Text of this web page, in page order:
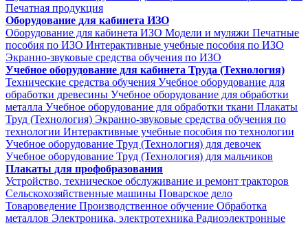
Печатная продукция
Оборудование для кабинета ИЗО
Оборудование для кабинета ИЗО Модели и муляжи Печатные
пособия по ИЗО Интерактивные учебные пособия по ИЗО
Экранно-звуковые средства обучения по ИЗО
Учебное оборудование для кабинета Труда (Технология)
Технические средства обучения Учебное оборудование для
обработки древесины Учебное оборудование для обработки
металла Учебное оборудование для обработки ткани Плакаты
Труд (Технология) Экранно-звуковые средства обучения по
технологии Интерактивные учебные пособия по технологии
Учебное оборудование Труд (Технология) для девочек
Учебное оборудование Труд (Технология) для мальчиков
Плакаты для профобразования
Устройство, техническое обслуживание и ремонт тракторов
Сельскохозяйственные машины Поварское дело
Товароведение Производственное обучение Обработка
металлов Электроника, электротехника Радиоэлектронные